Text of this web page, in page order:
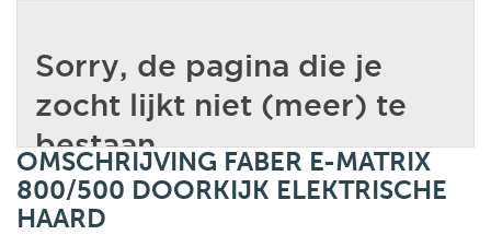
OMSCHRIJVING FABER E-MATRIX
800/500 DOORKIJK ELEKTRISCHE
HAARD